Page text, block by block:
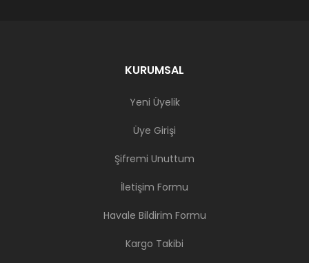
KURUMSAL
Yeni Üyelik
Üye Girişi
Şifremi Unuttum
İletişim Formu
Havale Bildirim Formu
Kargo Takibi